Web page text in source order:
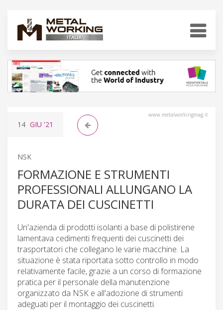
www.metalworkingmag.it
14 GIU '21
NSK
FORMAZIONE E STRUMENTI
PROFESSIONALI ALLUNGANO LA
DURATA DEI CUSCINETTI
Un'azienda di prodotti isolanti a base di polistirene
lamentava cedimenti frequenti dei cuscinetti dei
trasportatori che collegano le varie macchine. La
situazione è stata riportata sotto controllo in modo
relativamente facile, grazie a un corso di formazione
pratica per il personale della manutenzione
organizzato da NSK e all'adozione di strumenti
adeguati per il montaggio dei cuscinetti.